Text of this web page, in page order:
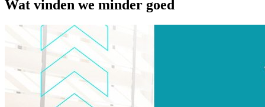
Wat vinden we minder goed